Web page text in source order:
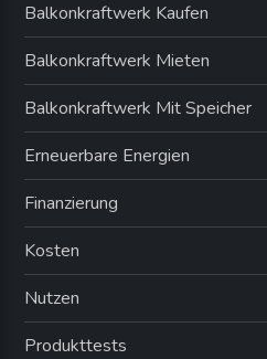
Balkonkraftwerk Kaufen
Balkonkraftwerk Mieten
Balkonkraftwerk Mit Speicher
Erneuerbare Energien
Finanzierung
Kosten
Nutzen
Produkttests